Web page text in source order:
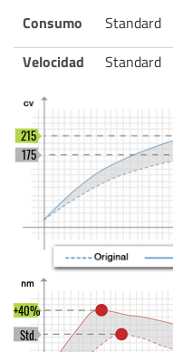
Consumo
Standard
Velocidad
Standard
175
215
Std.
+40%